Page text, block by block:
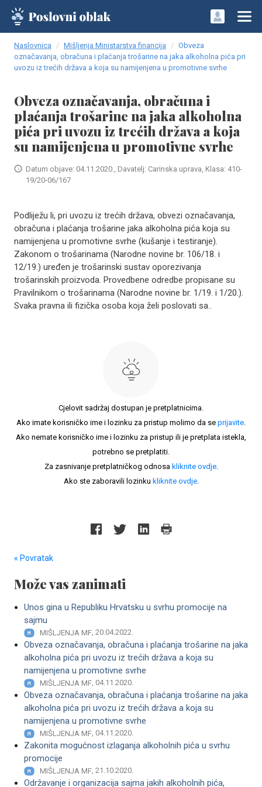
Naslovnica Mišljenja Ministarstva financija
Obveza
označavanja, obračuna i plaćanja trošarine na jaka alkoholna pića pri
uvozu iz trećih država a koja su namijenjena u promotivne svrhe
Obveza označavanja, obračuna i
plaćanja trošarine na jaka alkoholna
pića pri uvozu iz trećih država a koja
su namijenjena u promotivne svrhe
Datum objave: 04.11.2020., Davatelj: Carinska uprava, Klasa: 410-
19/20-06/167
Podliježu li, pri uvozu iz trećih država, obvezi označavanja,
obračuna i plaćanja trošarine jaka alkoholna pića koja su
namijenjena u promotivne svrhe (kušanje i testiranje).
Zakonom o trošarinama (Narodne novine br. 106/18. i
12/19.) uređen je trošarinski sustav oporezivanja
trošarinskih proizvoda. Provedbene odredbe propisane su
Pravilnikom o trošarinama (Narodne novine br. 1/19. i 1/20.).
Svaka pravna ili fizička osoba koja želi poslovati sa..
Cjelovit sadržaj dostupan je pretplatnicima.
Ako imate korisničko ime i lozinku za pristup molimo da se prijavite.
Ako nemate korisničko ime i lozinku za pristup ili je pretplata istekla,
potrebno se pretplatiti.
Za zasnivanje pretplatničkog odnosa kliknite ovdje.
Ako ste zaboravili lozinku kliknite ovdje.
« Povratak
Može vas zanimati
Unos gina u Republiku Hrvatsku u svrhu promocije na
sajmu
MIŠLJENJA MF, 20.04.2022.
Obveza označavanja, obračuna i plaćanja trošarine na jaka
alkoholna pića pri uvozu iz trećih država a koja su
namijenjena u promotivne svrhe
MIŠLJENJA MF, 04.11.2020.
Obveza označavanja, obračuna i plaćanja trošarine na jaka
alkoholna pića pri uvozu iz trećih država a koja su
namijenjena u promotivne svrhe
MIŠLJENJA MF, 04.11.2020.
Zakonita mogućnost izlaganja alkoholnih pića u svrhu
promocije
MIŠLJENJA MF, 21.10.2020.
Održavanje i organizacija sajma jakih alkoholnih pića,